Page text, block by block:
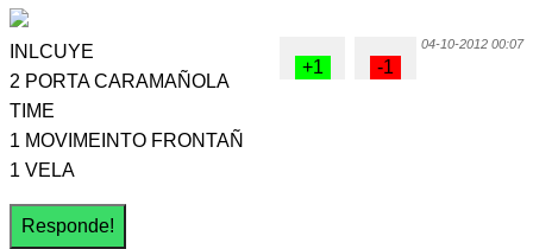
04-10-2012 00:07
INLCUYE
2 PORTA CARAMAÑOLA
TIME
1 MOVIMEINTO FRONTAÑ
1 VELA